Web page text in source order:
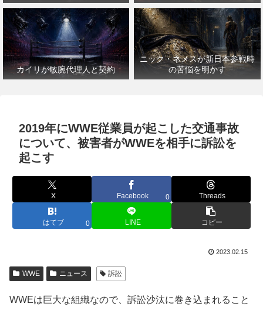
カイリが敏腕代理人と契約
ニック・ネメスが新日本参戦時
の苦悩を明かす
2019年にWWE従業員が起こした交通事故
について、被害者がWWEを相手に訴訟を
起こす
X Facebook 0 Threads
はてブ 0 LINE コピー
2023.02.15
WWE ニュース 訴訟
WWEは巨大な組織なので、訴訟沙汰に巻き込まれること